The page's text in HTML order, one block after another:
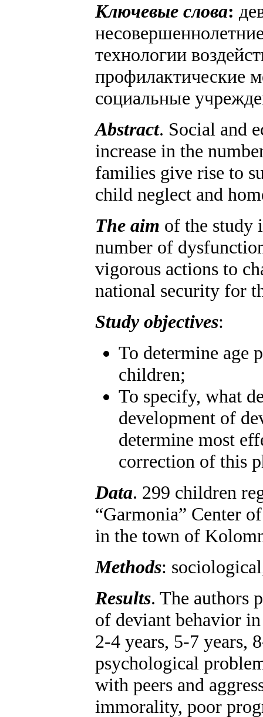
Ключевые слова:
технологии
профилактические
социальные
Abstract. Social and
increase in the
families give rise to
child neglect and
The aim of the study
number of
vigorous actions to
national security for
Study objectives:
To determine age
children;
To specify, what
development of
determine most
correction of this
Data. 299 children
“Garmonia” Center
in the town of
Methods:
Results. The authors
of deviant behavior
2-4 years, 5-7 years,
psychological
with peers and
immorality, poor